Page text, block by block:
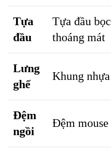
Tựa
đầu
Tựa đầu
thoáng mát
Lưng
ghế
Khung
Đệm
ngồi
Đệm